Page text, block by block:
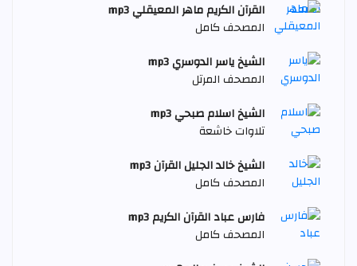
القرآن الكريم ماهر المعيقلي mp3
المصحف كامل
الشيخ ياسر الدوسري mp3
المصحف المرتل
الشيخ اسلام صبحي mp3
تلاوات خاشعة
الشيخ خالد الجليل القرآن mp3
المصحف كامل
فارس عباد القرآن الكريم mp3
المصحف كامل